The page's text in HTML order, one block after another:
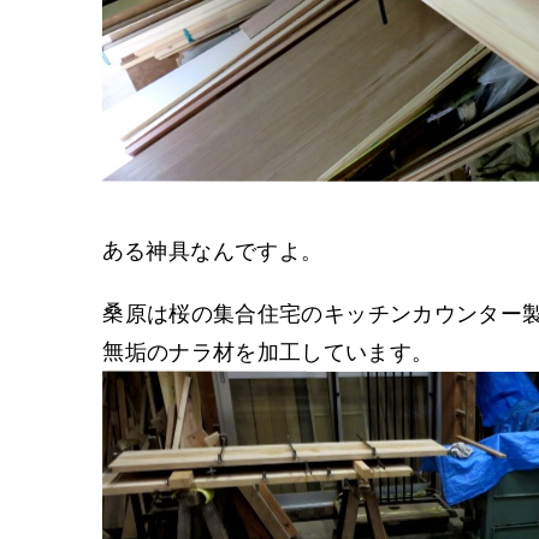
ある神具なんですよ。
桑原は桜の集合住宅のキッチンカウンター
無垢のナラ材を加工しています。